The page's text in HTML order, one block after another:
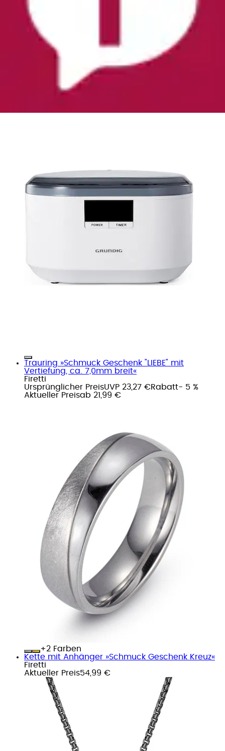
Ultraschallreiniger »UC 6620« Ultraschallreiniger
500 ml mit Dual Wave & Timerfunktion
Ursprünglicher Preis
Aktueller Preis
Trauring »Schmuck Geschenk "LIEBE" mit
Vertiefung, ca. 7,0mm breit«
Firetti
Ursprünglicher PreisUVP 23,27 €Rabatt- 5 %
Aktueller Preisab 21,99 €
+
Farben
Kette mit Anhänger »Schmuck Geschenk Kreuz«
Firetti
Aktueller Preis54,99 €